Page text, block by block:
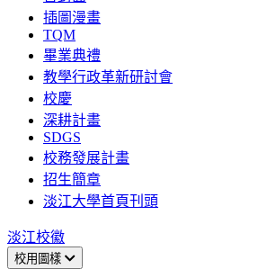
插圖漫畫
TQM
畢業典禮
教學行政革新研討會
校慶
深耕計畫
SDGS
校務發展計畫
招生簡章
淡江大學首頁刊頭
淡江校徽
校用圖樣